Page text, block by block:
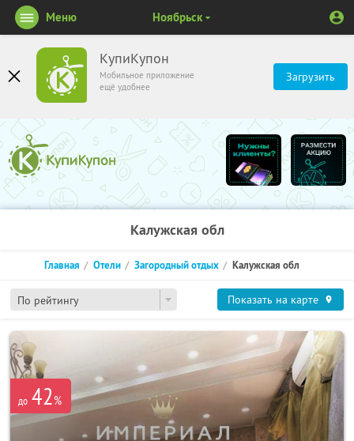
КупиКупон
Мобильное приложение
ещё удобнее
Загрузить
Меню Ноябрьск
Калужская обл
По рейтингу
Главная Отели Загородный отдых Калужская обл
Показать на карте
до 42%